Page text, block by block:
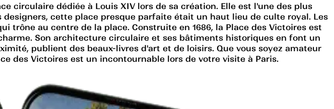
circulaire dédiée à Louis XIV lors de sa création. Elle est l'une des plus
cette place presque parfaite était un haut lieu de culte royal. Les
trône au centre de la place. Construite en 1686, la Place des Victoires est
Son architecture circulaire et ses bâtiments historiques en font un
publient des beaux-livres d'art et de loisirs. Que vous soyez amateur
des Victoires est un incontournable lors de votre visite à Paris.